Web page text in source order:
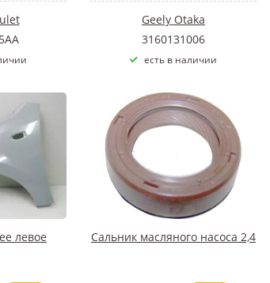
Geely Otaka
3160131006
есть в наличии
левое Сальник масляного насоса 2,4